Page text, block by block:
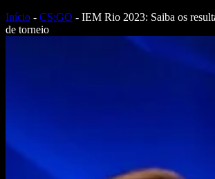
Início - CS:GO - IEM Rio 2023: Saiba os
de torneio